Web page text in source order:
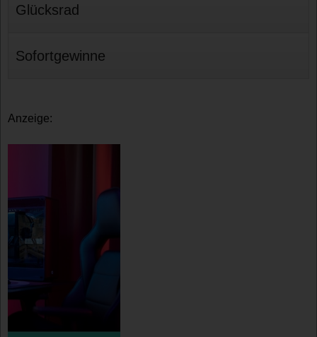
Glücksrad
Sofortgewinne
Anzeige: